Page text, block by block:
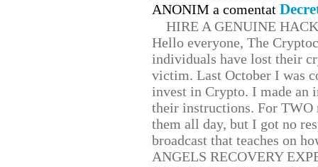
ANONIM a comentat
HIRE A GENUINE
Hello everyone, The
individuals have lost their
victim. Last October I was
invest in Crypto. I made
their instructions. For TWO
them all day, but I got no
broadcast that teaches on
ANGELS RECOVERY